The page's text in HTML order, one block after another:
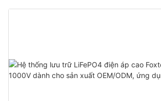
thống năng lượng mặt trời gia đình